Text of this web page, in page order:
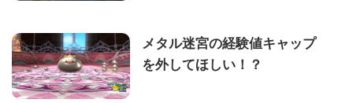
メタル迷宮の経験値キャップ
を外してほしい！？